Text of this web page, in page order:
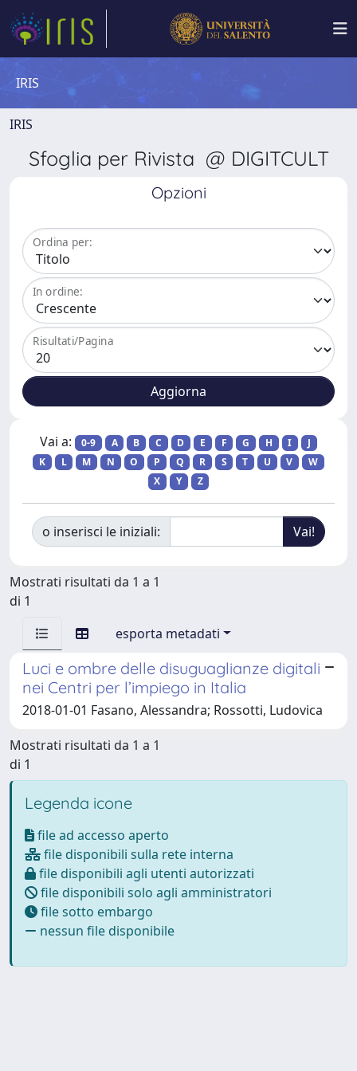
IRIS
IRIS
Sfoglia per Rivista @ DIGITCULT
Opzioni
Ordina per:
In ordine:
Risultati/Pagina
Vai a: 0-9 A B C D E F G H I
J
K
L M N O P Q R S T U V
W
X
Y Z
o inserisci le iniziali:
Mostrati risultati da 1 a 1
di 1
esporta metadati
Luci e ombre delle disuguaglianze digitali
nei Centri per l’impiego in Italia
2018-01-01 Fasano, Alessandra; Rossotti, Ludovica
Mostrati risultati da 1 a 1
di 1
Legenda icone
file ad accesso aperto
file disponibili sulla rete interna
file disponibili agli utenti autorizzati
file disponibili solo agli amministratori
file sotto embargo
nessun file disponibile